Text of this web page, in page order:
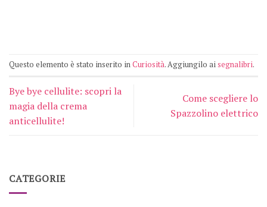
Questo elemento è stato inserito inCuriosità. Aggiungilo aisegnalibri.
Bye bye cellulite: scopri la
magia della crema
anticellulite!
Come scegliere lo
Spazzolino elettrico
CATEGORIE